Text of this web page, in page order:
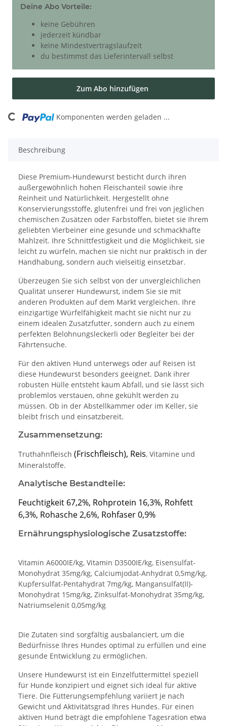
Deine Abo Vorteile:
keine Gebühren
jederzeit kündbar
keine Mindestvertragslaufzeit
du bestimmst das Lieferintervall selbst
Zum Abo hinzufügen
Komponenten werden geladen ...
Beschreibung
Diese Premium-Hundewurst besticht durch ihren
außergewöhnlich hohen Fleischanteil sowie ihre
Reinheit und Natürlichkeit. Hergestellt ohne
Konservierungsstoffe, glutenfrei und frei von jeglichen
chemischen Zusätzen oder Farbstoffen, bietet sie Ihrem
geliebten Vierbeiner eine gesunde und schmackhafte
Mahlzeit. Ihre Schnittfestigkeit und die Möglichkeit, sie
leicht zu würfeln, machen sie nicht nur praktisch in der
Handhabung, sondern auch vielseitig einsetzbar.
Überzeugen Sie sich selbst von der unvergleichlichen
Qualität unserer Hundewurst, indem Sie sie mit
anderen Produkten auf dem Markt vergleichen. Ihre
einzigartige Würfelfähigkeit macht sie nicht nur zu
einem idealen Zusatzfutter, sondern auch zu einem
perfekten Belohnungsleckerli oder Begleiter bei der
Fährtensuche.
Für den aktiven Hund unterwegs oder auf Reisen ist
diese Hundewurst besonders geeignet. Dank ihrer
robusten Hülle entsteht kaum Abfall, und sie lässt sich
problemlos verstauen, ohne gekühlt werden zu
müssen. Ob in der Abstellkammer oder im Keller, sie
bleibt frisch und einsatzbereit.
Zusammensetzung:
Truthahnfleisch (Frischfleisch), Reis, Vitamine und
Mineralstoffe.
Analytische Bestandteile:
Feuchtigkeit 67,2%, Rohprotein 16,3%, Rohfett
6,3%, Rohasche 2,6%, Rohfaser 0,9%
Ernährungsphysiologische Zusatzstoffe:
Vitamin A6000IE/kg, Vitamin D3500IE/kg, Eisensulfat-
Monohydrat 35mg/kg, Calciumjodat-Anhydrat 0,5mg/kg,
Kupfersulfat-Pentahydrat 7mg/kg, Mangansulfat(II)-
Monohydrat 15mg/kg, Zinksulfat-Monohydrat 35mg/kg,
Natriumselenit 0,05mg/kg
Die Zutaten sind sorgfältig ausbalanciert, um die
Bedürfnisse Ihres Hundes optimal zu erfüllen und eine
gesunde Entwicklung zu ermöglichen.
Unsere Hundewurst ist ein Einzelfuttermittel speziell
für Hunde konzipiert und eignet sich ideal für aktive
Tiere. Die Fütterungsempfehlung variiert je nach
Gewicht und Aktivitätsgrad Ihres Hundes. Für einen
aktiven Hund beträgt die empfohlene Tagesration etwa